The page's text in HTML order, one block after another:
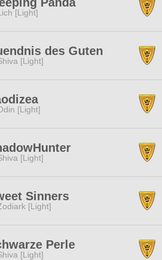
[Light]
des Guten
[Light]
[Light]
[Light]
Sinners
[Light]
Perle
[Light]